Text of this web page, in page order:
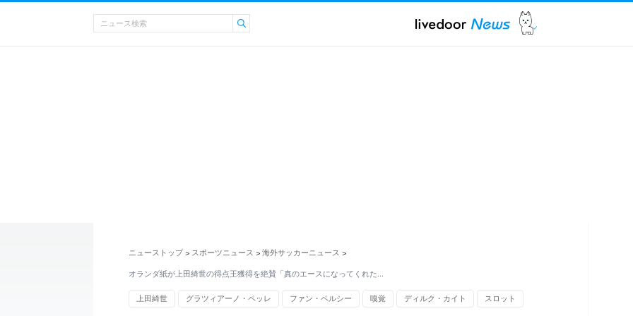
ニューストップ > スポーツニュース > 海外サッカーニュース >
オランダ紙が上田綺世の得点王獲得を絶賛「真のエースになってくれた…
上田綺世 グラツィアーノ・ペッレ ファン・ペルシー 嗅覚 ディルク・カイト スロット